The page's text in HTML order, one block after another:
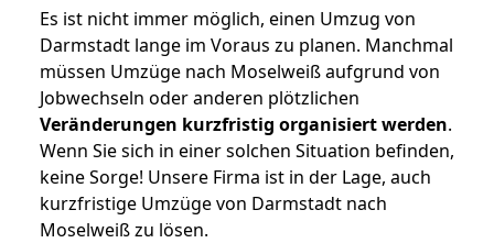
Es ist nicht immer möglich, einen Umzug von
Darmstadt lange im Voraus zu planen. Manchmal
müssen Umzüge nach Moselweiß aufgrund von
Jobwechseln oder anderen plötzlichen
Veränderungen kurzfristig organisiert werden.
Wenn Sie sich in einer solchen Situation befinden,
keine Sorge! Unsere Firma ist in der Lage, auch
kurzfristige Umzüge von Darmstadt nach
Moselweiß zu lösen.